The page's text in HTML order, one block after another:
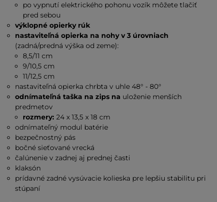
po vypnutí elektrického pohonu vozík môžete tlačiť
pred sebou
výklopné opierky rúk
nastaviteľná opierka na nohy v 3 úrovniach
(zadná/predná výška od zeme):
8,5/11 cm
9/10,5 cm
11/12,5 cm
nastaviteľná opierka chrbta v uhle 48° - 80°
odnímateľná taška na zips na uloženie menších
predmetov
rozmery: 24 x 13,5 x 18 cm
odnímateľný modul batérie
bezpečnostný pás
bočné sieťované vrecká
čalúnenie v zadnej aj prednej časti
klaksón
prídavné zadné vysúvacie kolieska pre lepšiu stabilitu pri
stúpaní